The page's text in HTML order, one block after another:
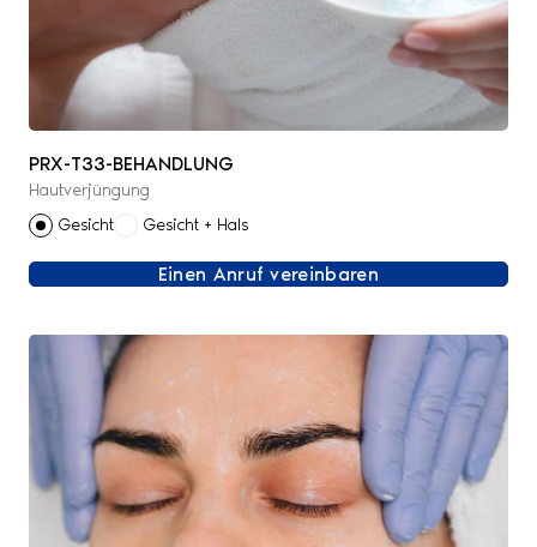
PRX-T33-BEHANDLUNG
Hautverjüngung
Gesicht
Gesicht + Hals
Einen Anruf vereinbaren